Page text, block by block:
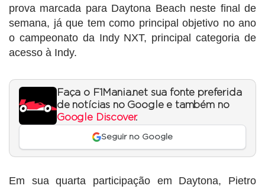
prova marcada para Daytona Beach neste final de
semana, já que tem como principal objetivo no ano
o campeonato da Indy NXT, principal categoria de
acesso à Indy.
Faça o F1Mania.net sua fonte preferida
de notícias no Google e também no
Google Discover.
Seguir no Google
Em sua quarta participação em Daytona, Pietro